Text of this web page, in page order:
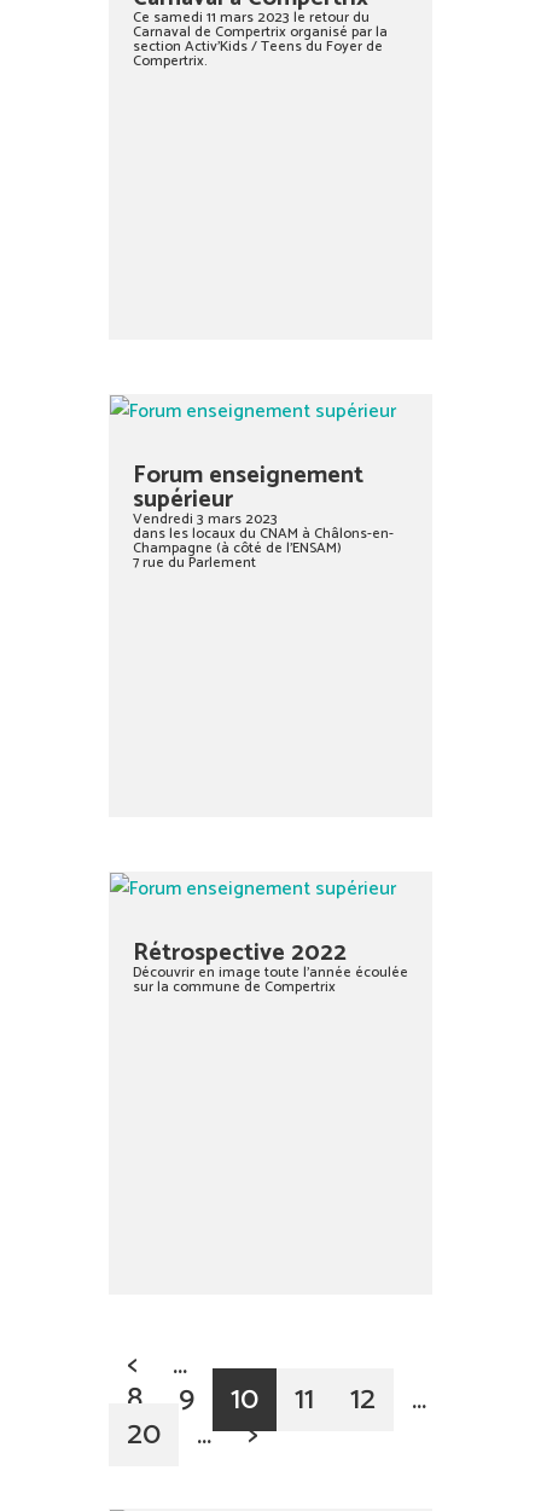
Ce samedi 11 mars 2023 le retour du
Carnaval de Compertrix organisé par la
section Activ’Kids / Teens du Foyer de
Compertrix.
Forum enseignement
supérieur
Vendredi 3 mars 2023
dans les locaux du CNAM à Châlons-en-
Champagne (à côté de l’ENSAM)
7 rue du Parlement
Rétrospective 2022
Découvrir en image toute l’année écoulée
sur la commune de Compertrix
< …
8 9 10 11 12 …
20 … >